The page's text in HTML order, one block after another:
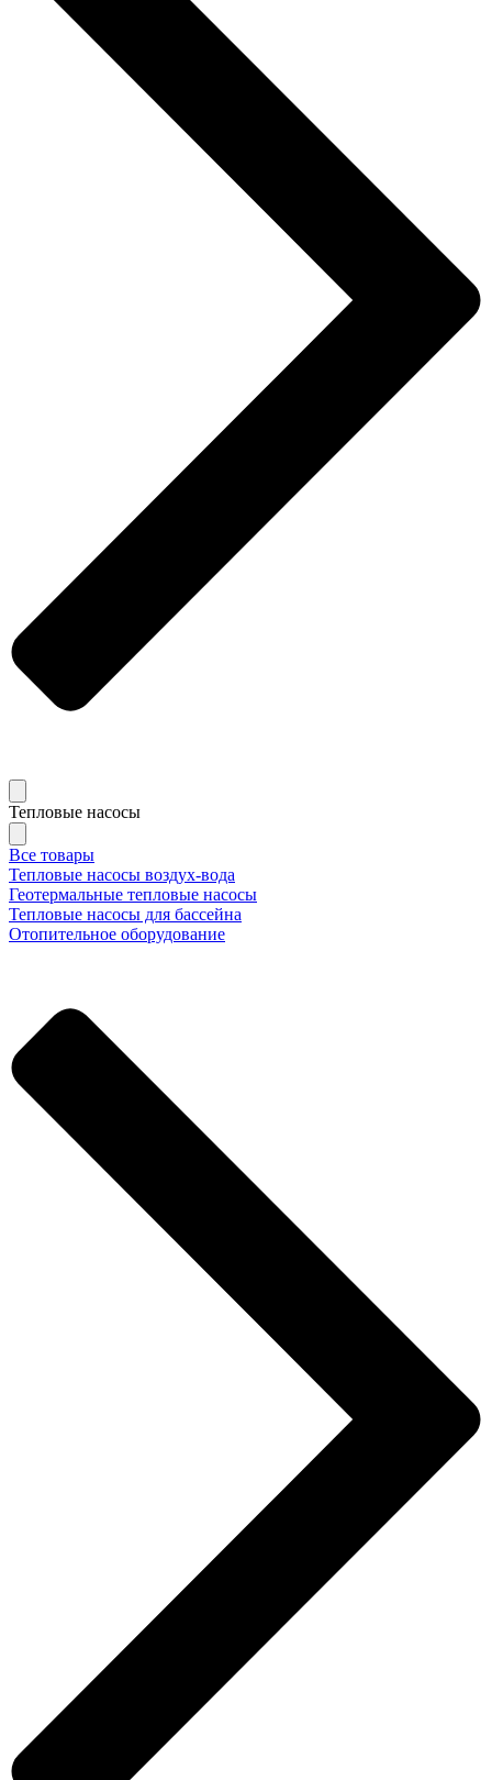
Тепловые насосы
Все товары
Тепловые насосы воздух-вода
Геотермальные тепловые насосы
Тепловые насосы для бассейна
Отопительное оборудование